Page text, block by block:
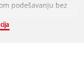
podešavanju bez
brzu i